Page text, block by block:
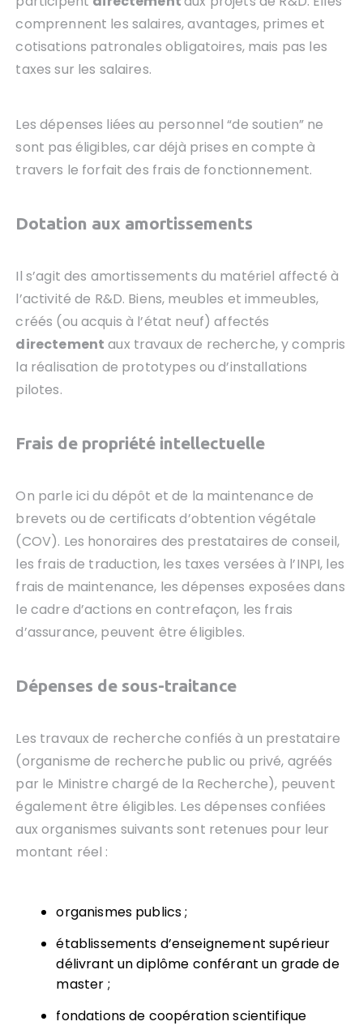
comprennent les salaires, avantages, primes et
cotisations patronales obligatoires, mais pas les
taxes sur les salaires.
Les dépenses liées au personnel “de soutien” ne
sont pas éligibles, car déjà prises en compte à
travers le forfait des frais de fonctionnement.
Dotation aux amortissements
Il s’agit des amortissements du matériel affecté à
l’activité de R&D. Biens, meubles et immeubles,
créés (ou acquis à l’état neuf) affectés
directement aux travaux de recherche, y compris
la réalisation de prototypes ou d’installations
pilotes.
Frais de propriété intellectuelle
On parle ici du dépôt et de la maintenance de
brevets ou de certificats d’obtention végétale
(COV). Les honoraires des prestataires de conseil,
les frais de traduction, les taxes versées à l’INPI, les
frais de maintenance, les dépenses exposées dans
le cadre d’actions en contrefaçon, les frais
d’assurance, peuvent être éligibles.
Dépenses de sous-traitance
Les travaux de recherche confiés à un prestataire
(organisme de recherche public ou privé, agréés
par le Ministre chargé de la Recherche), peuvent
également être éligibles. Les dépenses confiées
aux organismes suivants sont retenues pour leur
montant réel :
organismes publics ;
établissements d’enseignement supérieur
délivrant un diplôme conférant un grade de
master ;
fondations de coopération scientifique